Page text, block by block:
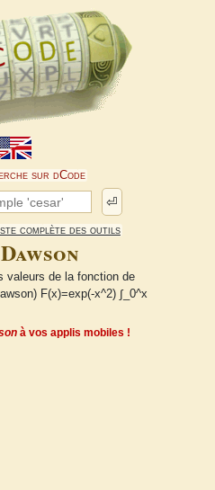
sur dCode
⏎
complète des outils
valeurs de la fonction de
F(x)=exp(-x^2) ∫_0^x
à vos applis mobiles !